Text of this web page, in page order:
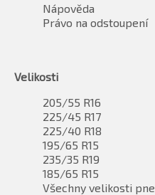
Nápověda
Právo na odstoupení
Velikosti
205/55 R16
225/45 R17
225/40 R18
195/65 R15
235/35 R19
185/65 R15
Všechny velikosti